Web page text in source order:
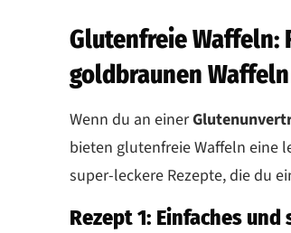
Glutenfreie Waffeln:
goldbraunen Waffeln
Wenn du an einer
bieten glutenfreie Waffeln eine
super-leckere Rezepte, die du
Rezept 1: Einfaches